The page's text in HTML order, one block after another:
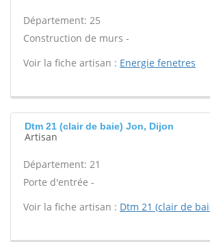
Département: 25
Construction de murs -
Voir la fiche artisan : Energie fenetres
Dtm 21 (clair de baie) Jon, Dijon
Artisan
Département: 21
Porte d'entrée -
Voir la fiche artisan : Dtm 21 (clair de